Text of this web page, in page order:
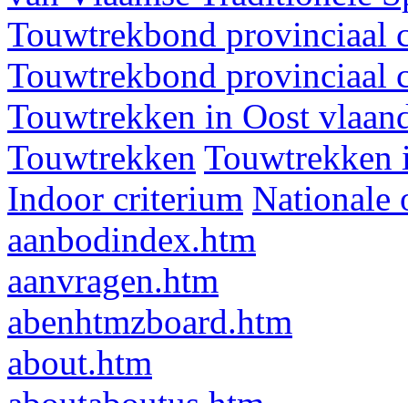
Touwtrekbond provinciaal
Touwtrekbond provinciaal
Touwtrekken in Oost
Touwtrekken Touwtrekken
Indoor criterium Nationale
aanbodindex.htm
aanvragen.htm
abenhtmzboard.htm
about.htm